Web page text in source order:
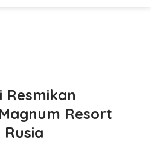
Resmikan
Resort